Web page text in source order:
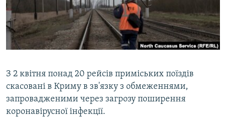
ВІДЕОУРОКИ «ELIFBE»
СВІДЧЕННЯ ОКУПАЦІЇ
УКРАЇНСЬКА ПРОБЛЕМА КРИМУ
Русский
Qırımtatar
Усі сайти RFE/RL
З 2 квітня понад 20 рейсів приміських поїздів
скасовані в Криму в зв'язку з обмеженнями,
запровадженими через загрозу поширення
коронавірусної інфекції.